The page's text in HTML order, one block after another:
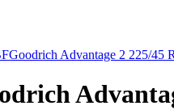
Advantage 2 225/45